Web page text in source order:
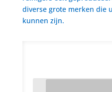
diverse grote merken die
kunnen zijn.